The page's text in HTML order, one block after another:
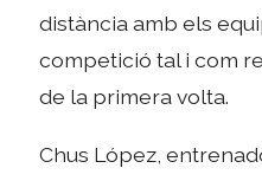
distància amb els
competició tal i com
de la primera volta.
Chus López,